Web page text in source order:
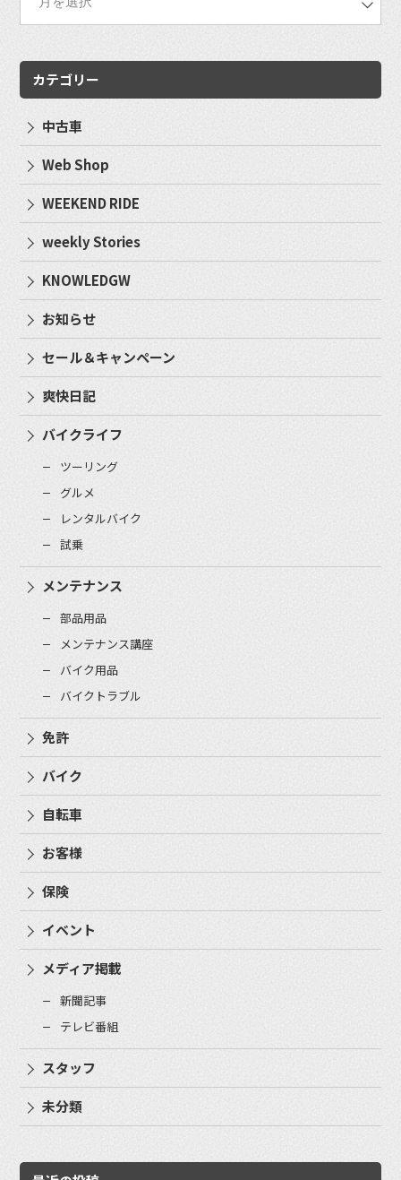
カテゴリー
中古車
Web Shop
WEEKEND RIDE
weekly Stories
KNOWLEDGW
お知らせ
セール＆キャンペーン
爽快日記
バイクライフ
ツーリング
グルメ
レンタルバイク
試乗
メンテナンス
部品用品
メンテナンス講座
バイク用品
バイクトラブル
免許
バイク
自転車
お客様
保険
イベント
メディア掲載
新聞記事
テレビ番組
スタッフ
未分類